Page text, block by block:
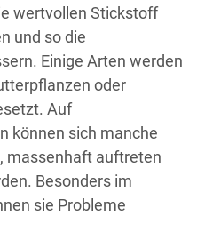
wertvollen Stickstoff
und so die
Einige Arten werden
oder
Auf
können sich manche
massenhaft auftreten
Besonders im
sie Probleme